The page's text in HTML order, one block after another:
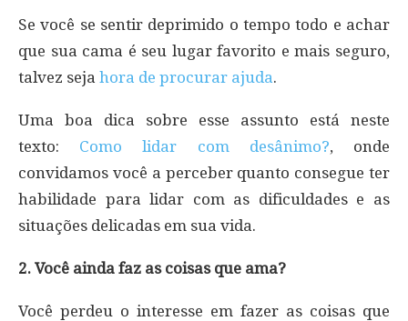
Se você se sentir deprimido o tempo todo e achar
que sua cama é seu lugar favorito e mais seguro,
talvez seja hora de procurar ajuda.
Uma boa dica sobre esse assunto está neste
texto: Como lidar com desânimo?, onde
convidamos você a perceber quanto consegue ter
habilidade para lidar com as dificuldades e as
situações delicadas em sua vida.
2. Você ainda faz as coisas que ama?
Você perdeu o interesse em fazer as coisas que